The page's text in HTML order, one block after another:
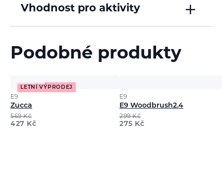
Vhodnost pro aktivity
Podobné produkty
LETNÍ VÝPRODEJ
E9
Zucca
569Kč
427 Kč
E9
E9 Woodbrush2.4
299Kč
275 Kč